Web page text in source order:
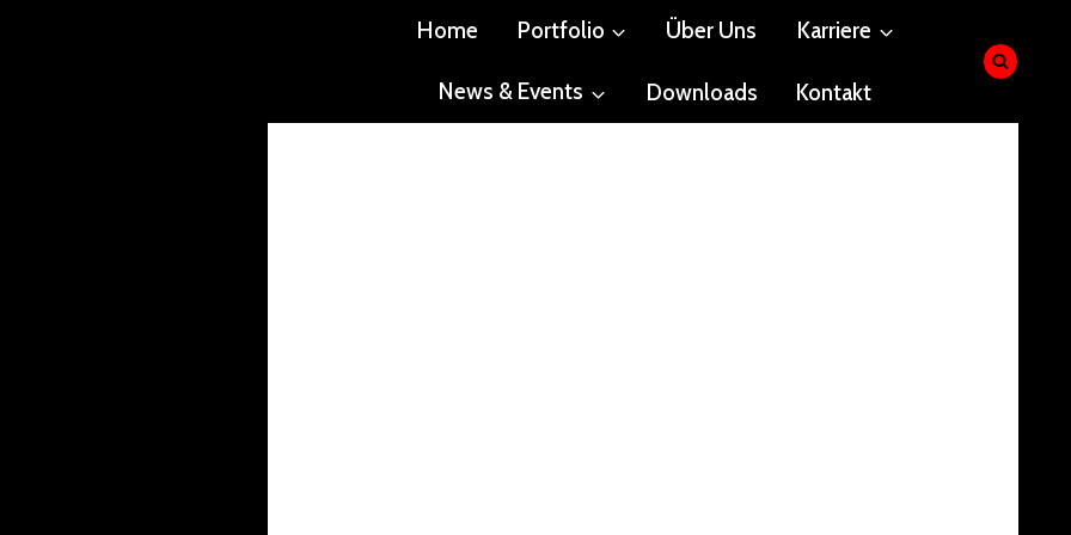
Home Portfolio Über Uns Karriere
News & Events Downloads Kontakt